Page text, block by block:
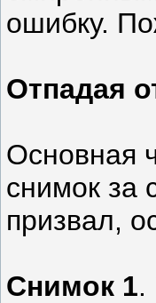
ошибку.
Отпадая
Основная
снимок за
призвал,
Снимок 1.